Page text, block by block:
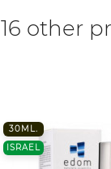
16 other
30ML.
ISRAEL